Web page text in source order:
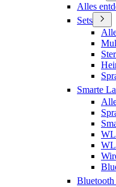
Alles
Sets
Smarte